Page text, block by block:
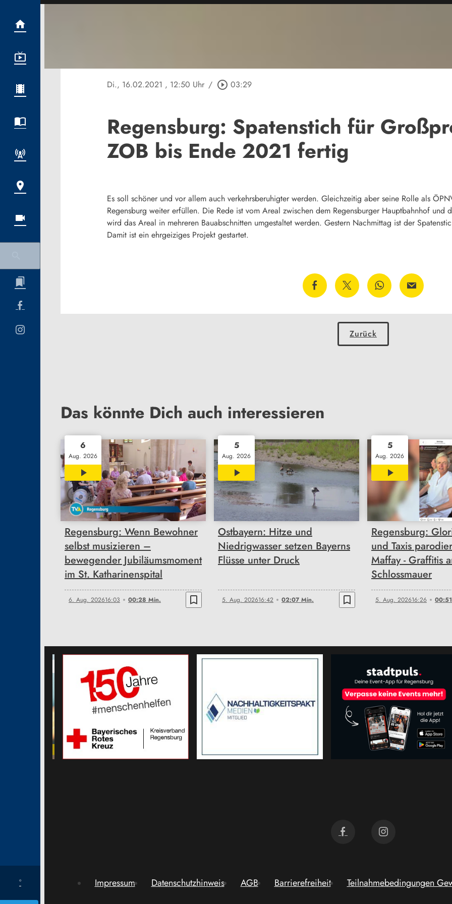
°
Di., 16.02.2021 , 12:50 Uhr / play_circle_outline 03:29
Regensburg: Spatenstich für
ZOB bis Ende 2021 fertig
Es soll schöner und vor allem auch verkehrsberuhigter werden. Gleichzeitig aber seine Rolle als
Regensburg weiter erfüllen. Die Rede ist vom Areal zwischen dem Regensburger Hauptbahnhof und
wird das Areal in mehreren Bauabschnitten umgestaltet werden. Gestern Nachmittag ist der
Damit ist ein ehrgeiziges Projekt gestartet.
Zurück
Das könnte Dich auch interessieren
6
Aug. 2026
00:28
Regensburg: Wenn Bewohner
selbst musizieren –
bewegender Jubiläumsmoment
im St. Katharinenspital
6. Aug. 202616:03 00:28 Min. bookmark_border
5
Aug. 2026
02:07
Ostbayern: Hitze und
Niedrigwasser setzen Bayerns
Flüsse unter Druck
5. Aug. 202616:42 02:07 Min. bookmark_border
5
Aug. 2026
00:51
Regensburg:
und Taxis
Maffay - Graffitis
Schlossmauer
5. Aug. 202616:26
Impressum Datenschutzhinweis AGB Barrierefreiheit Teilnahmebedingungen